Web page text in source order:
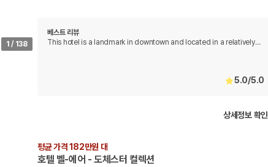
1 / 138
베스트 리뷰
This hotel is a landmark in downtown and located in a relatively…
5.0/5.0
상세정보 확인
평균 가격 182만원 대
호텔 벨-에어 - 도체스터 컬렉션